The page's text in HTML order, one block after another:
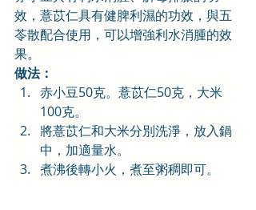
效，薏苡仁具有健脾利濕的功效，與五
苓散配合使用，可以增強利水消腫的效
果。
做法：
赤小豆50克。薏苡仁50克，大米
100克。
將薏苡仁和大米分別洗淨，放入鍋
中，加適量水。
煮沸後轉小火，煮至粥稠即可。